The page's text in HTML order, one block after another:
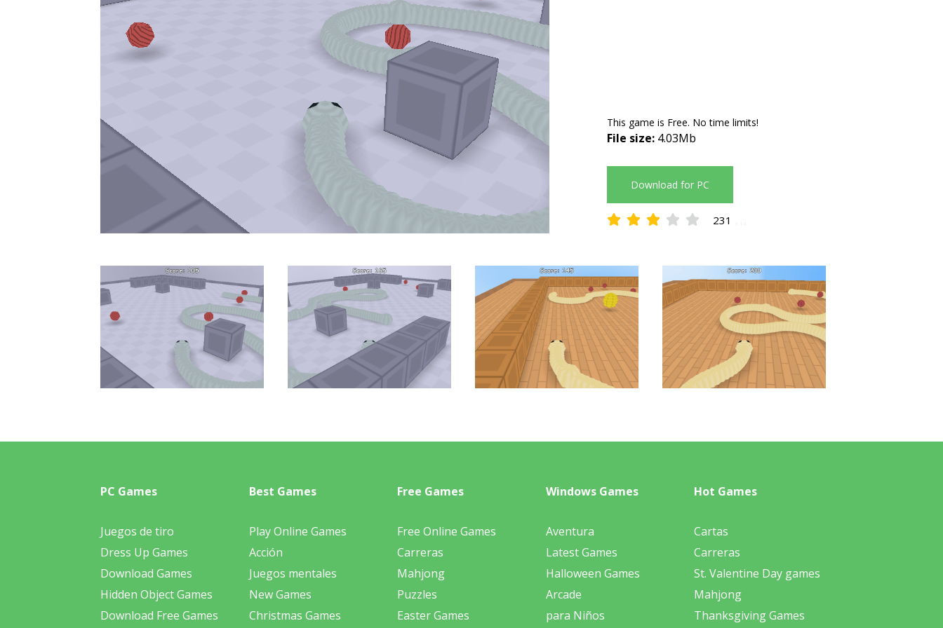
This game is Free. No time limits!
File size: 4.03Mb
Download for PC
231
PC Games
Juegos de tiro
Dress Up Games
Download Games
Hidden Object Games
Download Free Games
Best Games
Play Online Games
Acción
Juegos mentales
New Games
Christmas Games
Free Games
Free Online Games
Carreras
Mahjong
Puzzles
Easter Games
Windows Games
Aventura
Latest Games
Halloween Games
Arcade
para Niños
Hot Games
Cartas
Carreras
St. Valentine Day games
Mahjong
Thanksgiving Games